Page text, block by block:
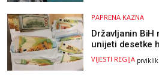
PAPRENA KAZNA
Državljanin BiH
unijeti desetke
uslijedila
VIJESTI REGIJA prviklik